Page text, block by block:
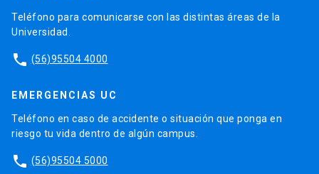
Teléfono para comunicarse con las distintas áreas de la
Universidad.
phone (56)95504 4000
EMERGENCIAS UC
Teléfono en caso de accidente o situación que ponga en
riesgo tu vida dentro de algún campus.
phone (56)95504 5000